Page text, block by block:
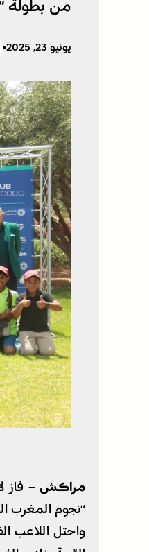
من بطولة
يونيو 23, 2025 •
مراكش – فاز
“نجوم المغرب الصاعدة 2025″، المندرجة في إطار